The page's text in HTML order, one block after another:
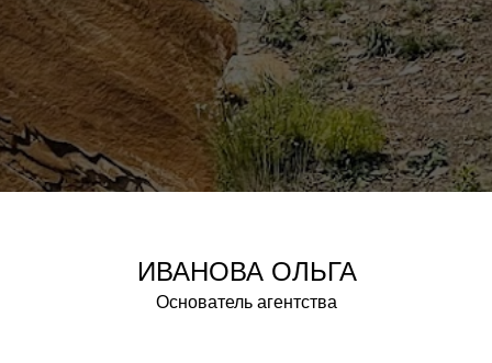
Основатель агентства
ИВАНОВА ОЛЬГА